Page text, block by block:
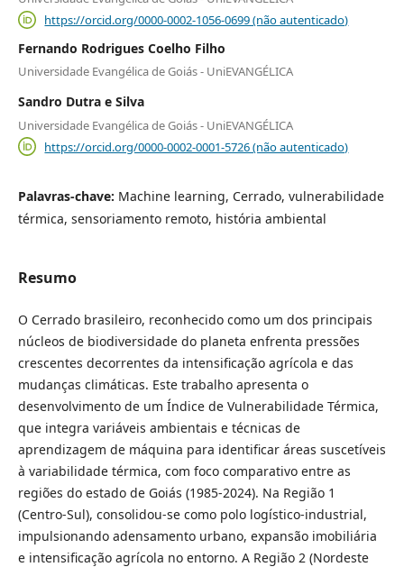
https://orcid.org/0000-0002-1056-0699 (não autenticado)
Fernando Rodrigues Coelho Filho
Universidade Evangélica de Goiás - UniEVANGÉLICA
Sandro Dutra e Silva
Universidade Evangélica de Goiás - UniEVANGÉLICA
https://orcid.org/0000-0002-0001-5726 (não autenticado)
Palavras-chave: Machine learning, Cerrado, vulnerabilidade
térmica, sensoriamento remoto, história ambiental
Resumo
O Cerrado brasileiro, reconhecido como um dos principais
núcleos de biodiversidade do planeta enfrenta pressões
crescentes decorrentes da intensificação agrícola e das
mudanças climáticas. Este trabalho apresenta o
desenvolvimento de um Índice de Vulnerabilidade Térmica,
que integra variáveis ambientais e técnicas de
aprendizagem de máquina para identificar áreas suscetíveis
à variabilidade térmica, com foco comparativo entre as
regiões do estado de Goiás (1985-2024). Na Região 1
(Centro-Sul), consolidou-se como polo logístico‑industrial,
impulsionando adensamento urbano, expansão imobiliária
e intensificação agrícola no entorno. A Região 2 (Nordeste